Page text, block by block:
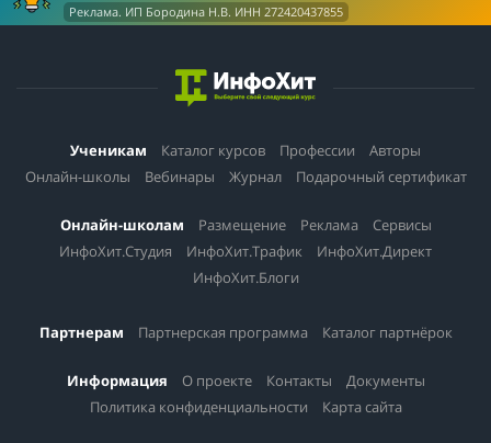
Реклама. ИП Бородина Н.В. ИНН 272420437855
Ученикам Каталог курсов Профессии
Авторы
Онлайн-школы
Вебинары Журнал Подарочный сертификат
Онлайн-школам Размещение Реклама
Сервисы
ИнфоХит.Студия
ИнфоХит.Трафик
ИнфоХит.Директ
ИнфоХит.Блоги
Партнерам Партнерская программа Каталог партнёрок
Информация О проекте Контакты
Документы
Политика конфиденциальности
Карта сайта